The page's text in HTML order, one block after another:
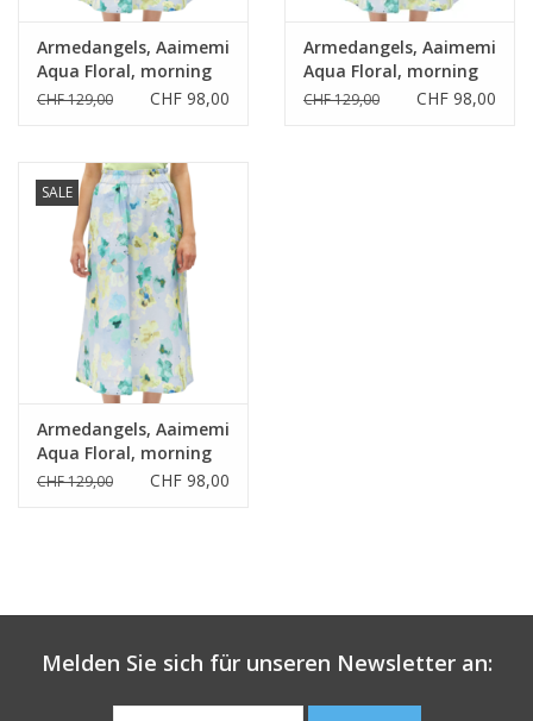
Armedangels, Aaimemi
Aqua Floral, morning
sky, L
CHF 129,00 CHF 98,00
Armedangels, Aaimemi
Aqua Floral, morning
sky, S
CHF 129,00 CHF 98,00
SALE
Armedangels, Aaimemi
Aqua Floral, morning
sky, XS
CHF 129,00 CHF 98,00
Melden Sie sich für unseren Newsletter an: